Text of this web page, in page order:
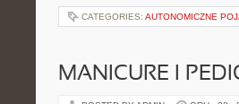
CATEGORIES: AUTONOMICZNE
MANICURE I